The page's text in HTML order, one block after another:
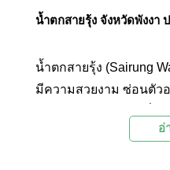
น้ำตกสายรุ้ง จังหวัดพังงา
น้ำตกสายรุ้ง (Sairung
มีความสวยงาม ซ่อนตัว
อ่